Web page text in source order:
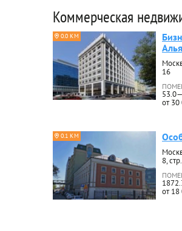
Коммерческая
0.0 КМ
16
от 30
0.1 КМ
8,
от 18